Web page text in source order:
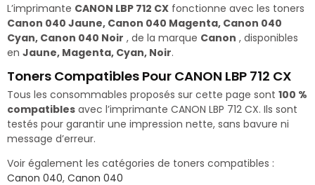
L’imprimante CANON LBP 712 CX fonctionne avec les toners
Canon 040 Jaune, Canon 040 Magenta, Canon 040
Cyan, Canon 040 Noir , de la marque Canon , disponibles
en Jaune, Magenta, Cyan, Noir.
Toners Compatibles Pour CANON LBP 712 CX
Tous les consommables proposés sur cette page sont 100 %
compatibles avec l’imprimante CANON LBP 712 CX. Ils sont
testés pour garantir une impression nette, sans bavure ni
message d’erreur.
Voir également les catégories de toners compatibles :
Canon 040, Canon 040